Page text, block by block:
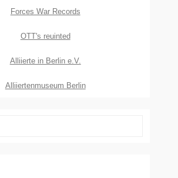
Forces War Records
OTT's reuinted
Alliierte in Berlin e.V.
Alliiertenmuseum Berlin